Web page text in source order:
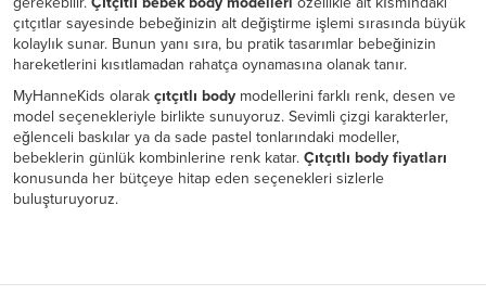
çıtçıtlar sayesinde bebeğinizin alt değiştirme işlemi sırasında büyük
kolaylık sunar. Bunun yanı sıra, bu pratik tasarımlar bebeğinizin
hareketlerini kısıtlamadan rahatça oynamasına olanak tanır.
MyHanneKids olarakçıtçıtlı body modellerini farklı renk, desen ve
model seçenekleriyle birlikte sunuyoruz. Sevimli çizgi karakterler,
eğlenceli baskılar ya da sade pastel tonlarındaki modeller,
bebeklerin günlük kombinlerine renk katar.Çıtçıtlı body fiyatları
konusunda her bütçeye hitap eden seçenekleri sizlerle
buluşturuyoruz.